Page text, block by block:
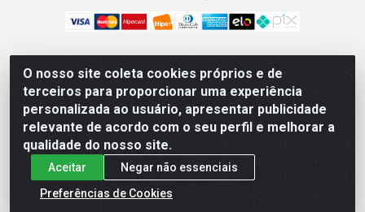
O nosso site coleta cookies próprios e de
terceiros para proporcionar uma experiência
personalizada ao usuário, apresentar publicidade
relevante de acordo com o seu perfil e melhorar a
qualidade do nosso site.
Aceitar
Negar não essenciais
Preferências de Cookies
Vetcom Distribuidora de Rações LTDA - Rua Maximiano
Barreto, 1040 - Barroso, Fortaleza/CE - CEP 60.863-260
- CNPJ 26.133.872/0001-11